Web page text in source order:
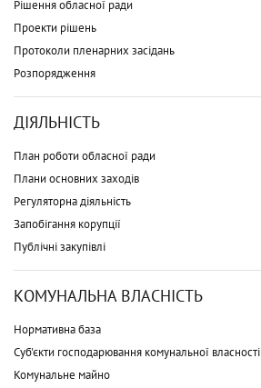
Рішення обласної ради
Проекти рішень
Протоколи пленарних засідань
Розпорядження
ДІЯЛЬНІСТЬ
План роботи обласної ради
Плани основних заходів
Регуляторна діяльність
Запобігання корупції
Публічні закупівлі
КОМУНАЛЬНА ВЛАСНІСТЬ
Нормативна база
Суб'єкти господарювання комунальної власності
Комунальне майно